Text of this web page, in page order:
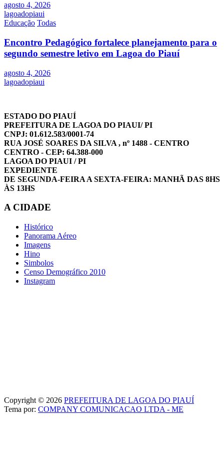
agosto 4, 2026
lagoadopiaui
Educação Todas
Encontro Pedagógico fortalece planejamento para o
segundo semestre letivo em Lagoa do Piauí
agosto 4, 2026
lagoadopiaui
ESTADO DO PIAUÍ
PREFEITURA DE LAGOA DO PIAUI/ PI
CNPJ: 01.612.583/0001-74
RUA JOSÉ SOARES DA SILVA , nº 1488 - CENTRO
CENTRO - CEP: 64.388-000
LAGOA DO PIAUI / PI
EXPEDIENTE
DE SEGUNDA-FEIRA A SEXTA-FEIRA: MANHÃ DAS 8HS
ÀS 13HS
A CIDADE
Histórico
Panorama Aéreo
Imagens
Hino
Simbolos
Censo Demográfico 2010
Instagram
Copyright © 2026 PREFEITURA DE LAGOA DO PIAUÍ
Tema por: COMPANY COMUNICACAO LTDA - ME